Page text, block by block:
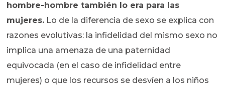
hombre-hombre también lo era para las
mujeres. Lo de la diferencia de sexo se explica con
razones evolutivas: la infidelidad del mismo sexo no
implica una amenaza de una paternidad
equivocada (en el caso de infidelidad entre
mujeres) o que los recursos se desvíen a los niños